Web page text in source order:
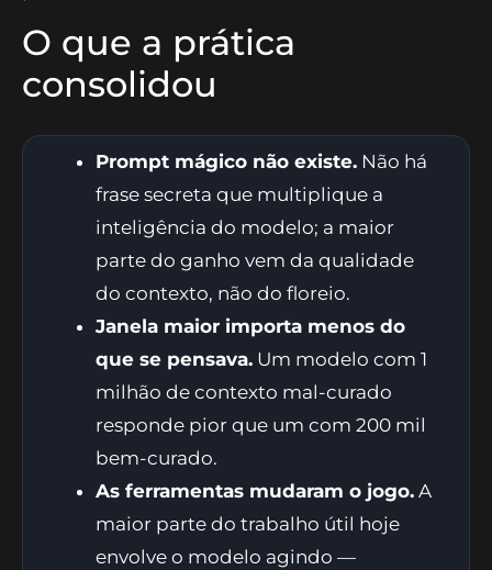
O que a prática
consolidou
Prompt mágico não existe. Não há
frase secreta que multiplique a
inteligência do modelo; a maior
parte do ganho vem da qualidade
do contexto, não do floreio.
Janela maior importa menos do
que se pensava. Um modelo com 1
milhão de contexto mal-curado
responde pior que um com 200 mil
bem-curado.
As ferramentas mudaram o jogo. A
maior parte do trabalho útil hoje
envolve o modelo agindo —